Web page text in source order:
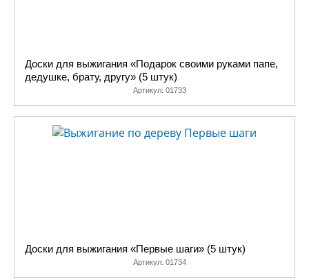
Доски для выжигания «Подарок своими руками папе,
дедушке, брату, другу» (5 штук)
Артикул: 01733
Доски для выжигания «Первые шаги» (5 штук)
Артикул: 01734